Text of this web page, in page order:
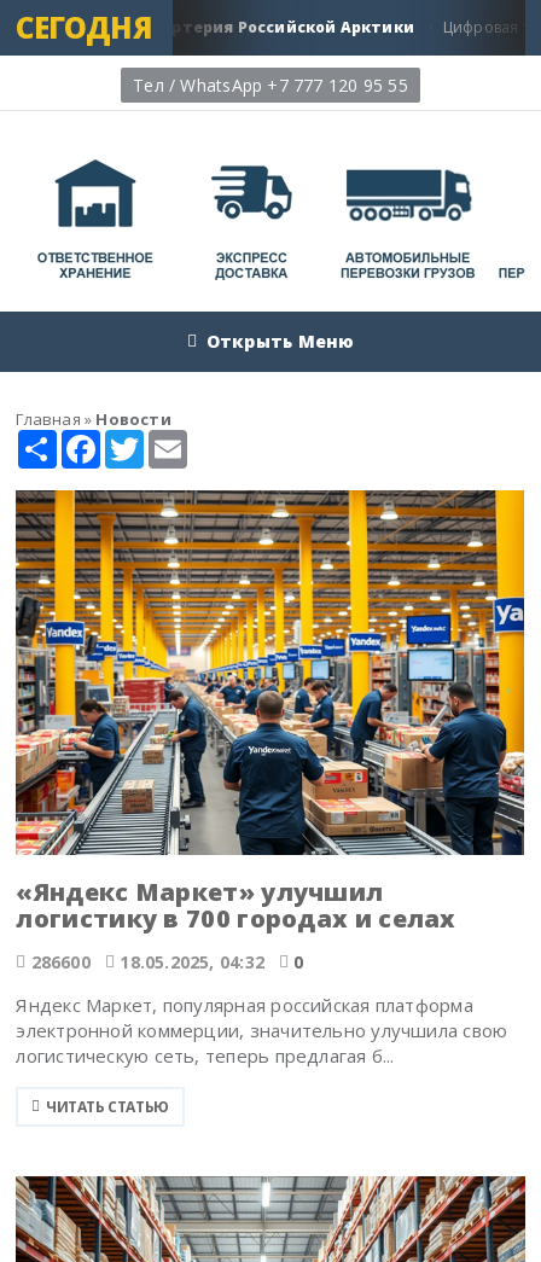
СЕГОДНЯ
Главная Артерия Российской Арктики Цифровая
Тел / WhatsApp +7 777 120 95 55
Открыть Меню
Главная » Новости
Share Facebook
Twitter
«Яндекс Маркет» улучшил
логистику в 700 городах и селах
286600 18.05.2025, 04:32 0
Яндекс Маркет, популярная российская платформа
электронной коммерции, значительно улучшила свою
логистическую сеть, теперь предлагая б...
ЧИТАТЬ СТАТЬЮ